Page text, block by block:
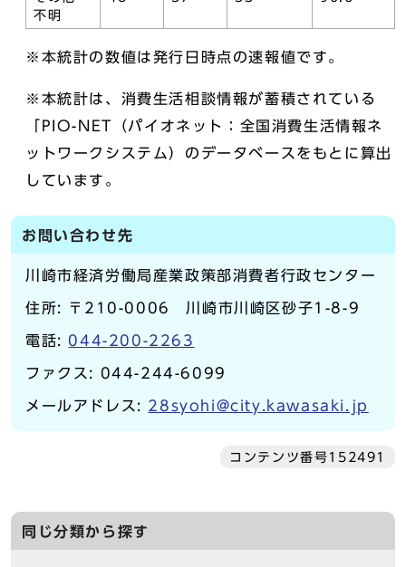
不明
※本統計の数値は発行日時点の速報値です。
※本統計は、消費生活相談情報が蓄積されている
「PIO-NET（パイオネット：全国消費生活情報ネ
ットワークシステム）のデータベースをもとに算出
しています。
お問い合わせ先
川崎市経済労働局産業政策部消費者行政センター
住所: 〒210-0006 川崎市川崎区砂子1-8-9
電話: 044-200-2263
ファクス: 044-244-6099
メールアドレス: 28syohi@city.kawasaki.jp
コンテンツ番号152491
同じ分類から探す